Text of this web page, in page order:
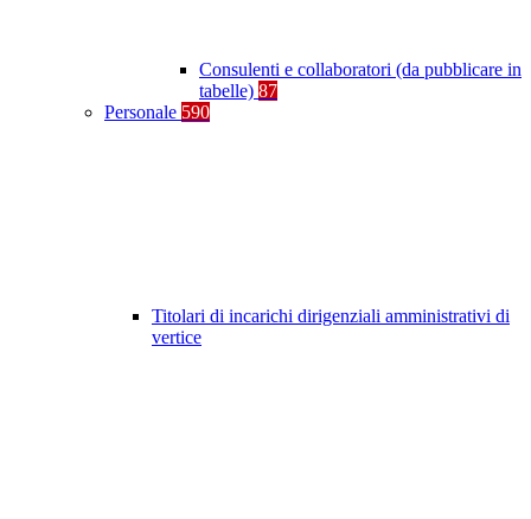
Consulenti e collaboratori (da pubblicare in
tabelle) 87
Personale 590
Titolari di incarichi dirigenziali amministrativi di
vertice